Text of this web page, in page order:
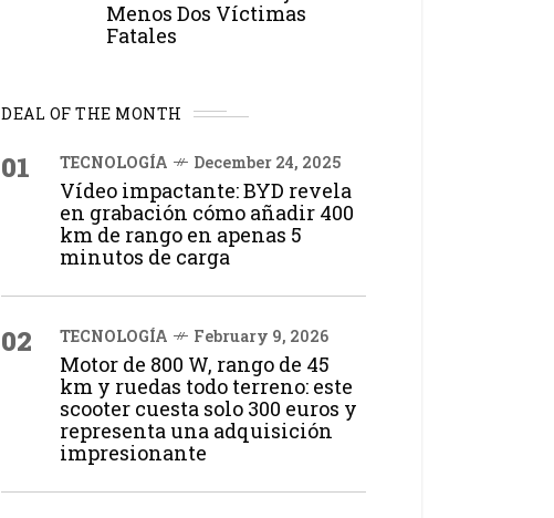
Menos Dos Víctimas
Fatales
DEAL OF THE MONTH
01 TECNOLOGÍA December 24, 2025
Vídeo impactante: BYD revela
en grabación cómo añadir 400
km de rango en apenas 5
minutos de carga
02 TECNOLOGÍA February 9, 2026
Motor de 800 W, rango de 45
km y ruedas todo terreno: este
scooter cuesta solo 300 euros y
representa una adquisición
impresionante